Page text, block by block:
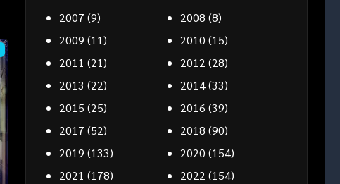
2007 (9) 2008 (8)
2009 (11) 2010 (15)
2011 (21) 2012 (28)
2013 (22) 2014(33)
2015 (25) 2016 (39)
2017 (52) 2018 (90)
2019 (133) 2020 (154)
2021 (178) 2022 (154)